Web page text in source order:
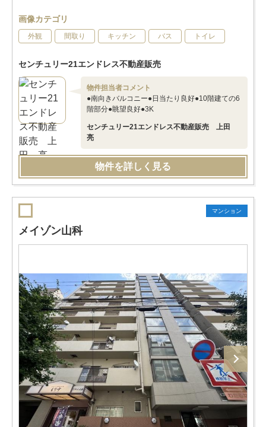
画像カテゴリ
外観 間取り キッチン バス トイレ
センチュリー21エンドレス不動産販売
物件担当者コメント
●南向きバルコニー●日当たり良好●10階建ての6
階部分●眺望良好●3K
センチュリー21エンドレス不動産販売 上田
亮
物件を詳しく見る
マンション
メイゾン山科